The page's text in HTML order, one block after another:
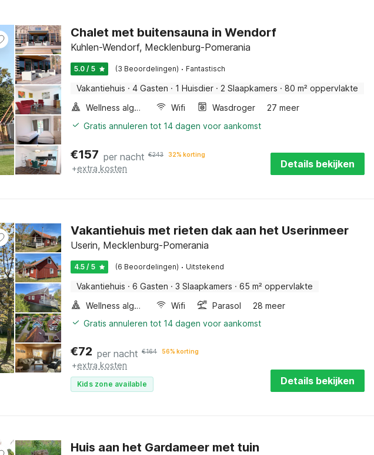
Chalet met buitensauna in Wendorf
Kuhlen-Wendorf, Mecklenburg-Pomerania
5.0 / 5 (3 Beoordelingen) · Fantastisch
Vakantiehuis · 4 Gasten · 1 Huisdier · 2 Slaapkamers · 80 m² oppervlakte
Wellness algemeen
Wifi Wasdroger
27 meer
Gratis annuleren tot 14 dagen voor aankomst
€157 per nacht €243 32% korting
+extra kosten Details bekijken
Vakantiehuis met rieten dak aan het Userinmeer
Userin, Mecklenburg-Pomerania
4.5 / 5 (6 Beoordelingen) · Uitstekend
Vakantiehuis · 6 Gasten · 3 Slaapkamers · 65 m² oppervlakte
Wellness algemeen
Wifi Parasol
28 meer
Gratis annuleren tot 14 dagen voor aankomst
€72 per nacht €164 56% korting
+extra kosten
Kids zone available Details bekijken
Huis aan het Gardameer met tuin